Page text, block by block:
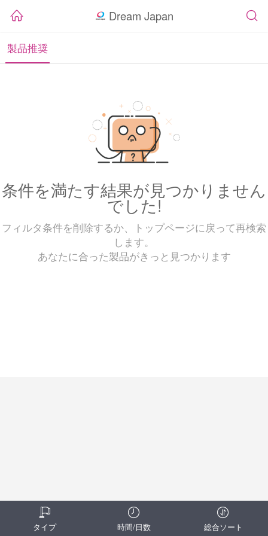
Dream Japan
製品推奨
条件を満たす結果が見つかりません
でした!
フィルタ条件を削除するか、トップページに戻って再検索
します。
あなたに合った製品がきっと見つかります
タイプ 時間/日数 総合ソート